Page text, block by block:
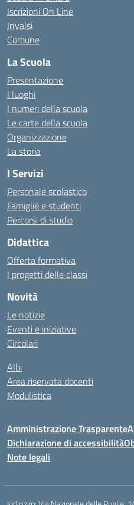
Iscrizioni On Line
Invalsi
Comune
La Scuola
Presentazione
I luoghi
I numeri della scuola
Le carte della scuola
Organizzazione
La storia
I Servizi
Personale scolastico
Famiglie e studenti
Percorsi di studio
Didattica
Offerta formativa
I progetti delle classi
Novità
Le notizie
Eventi e iniziative
Circolari
Albi
Area riservata docenti
Modulistica
Amministrazione Trasparente
Dichiarazione di accessibilità
Note legali